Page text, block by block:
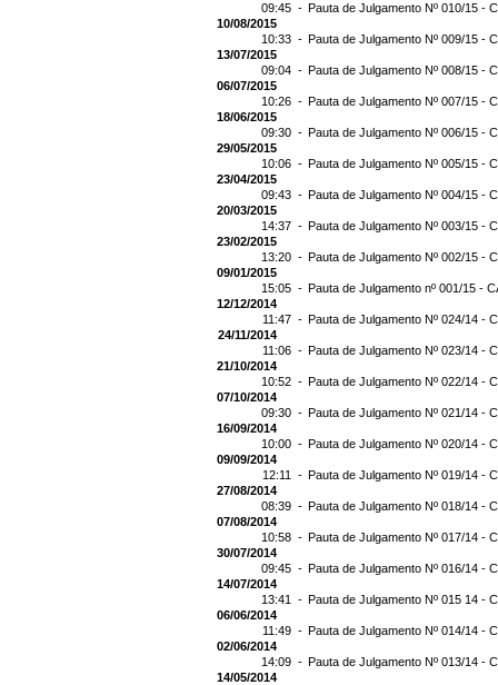
09:45 - Pauta de Julgamento Nº 010/15 -
10/08/2015
10:33 - Pauta de Julgamento Nº 009/15 -
13/07/2015
09:04 - Pauta de Julgamento Nº 008/15 -
06/07/2015
10:26 - Pauta de Julgamento Nº 007/15 -
18/06/2015
09:30 - Pauta de Julgamento Nº 006/15 -
29/05/2015
10:06 - Pauta de Julgamento Nº 005/15 -
23/04/2015
09:43 - Pauta de Julgamento Nº 004/15 -
20/03/2015
14:37 - Pauta de Julgamento Nº 003/15 -
23/02/2015
13:20 - Pauta de Julgamento Nº 002/15 -
09/01/2015
15:05 - Pauta de Julgamento nº 001/15 -
12/12/2014
11:47 - Pauta de Julgamento Nº 024/14 -
24/11/2014
11:06 - Pauta de Julgamento Nº 023/14 -
21/10/2014
10:52 - Pauta de Julgamento Nº 022/14 -
07/10/2014
09:30 - Pauta de Julgamento Nº 021/14 -
16/09/2014
10:00 - Pauta de Julgamento Nº 020/14 -
09/09/2014
12:11 - Pauta de Julgamento Nº 019/14 -
27/08/2014
08:39 - Pauta de Julgamento Nº 018/14 -
07/08/2014
10:58 - Pauta de Julgamento Nº 017/14 -
30/07/2014
09:45 - Pauta de Julgamento Nº 016/14 -
14/07/2014
13:41 - Pauta de Julgamento Nº 015 14 -
06/06/2014
11:49 - Pauta de Julgamento Nº 014/14 -
02/06/2014
14:09 - Pauta de Julgamento Nº 013/14 -
14/05/2014